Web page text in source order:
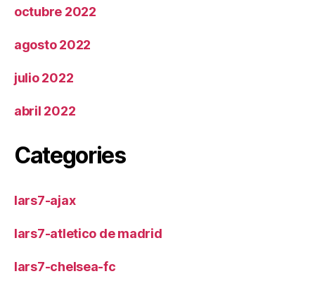
octubre 2022
agosto 2022
julio 2022
abril 2022
Categories
lars7-ajax
lars7-atletico de madrid
lars7-chelsea-fc